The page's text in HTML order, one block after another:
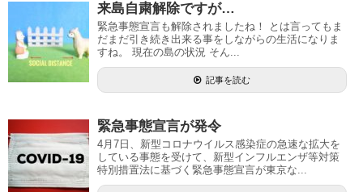
来島自粛解除ですが…
緊急事態宣言も解除されましたね！ とは言ってもま
だまだ引き続き出来る事をしながらの生活になりま
すね。 現在の島の状況 そん...
記事を読む
緊急事態宣言が発令
4月7日、新型コロナウイルス感染症の急速な拡大を
している事態を受けて、新型インフルエンザ等対策
特別措置法に基づく緊急事態宣言が東京な...